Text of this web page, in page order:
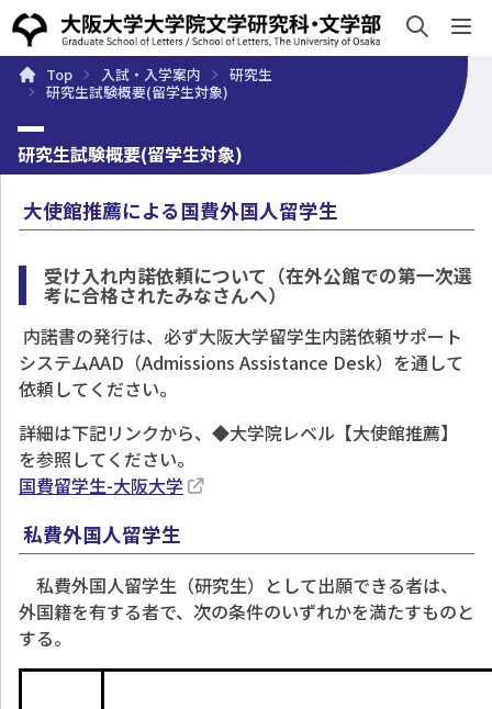
概要 学部・大学院 キャンパスライフ 入試・入学案
Top 入試・入学案内
研究生
研究生試験概要(留学生対象)
研究生試験概要(留学生対象)
大使館推薦による国費外国人留学生
受け入れ内諾依頼について（在外公館での第一次選
考に合格されたみなさんへ）
内諾書の発行は、必ず大阪大学留学生内諾依頼サポート
システムAAD（Admissions Assistance Desk）を通して
依頼してください。
詳細は下記リンクから、◆大学院レベル【大使館推薦】
を参照してください。
国費留学生-大阪大学
私費外国人留学生
私費外国人留学生（研究生）として出願できる者は、
外国籍を有する者で、次の条件のいずれかを満たすものと
する。